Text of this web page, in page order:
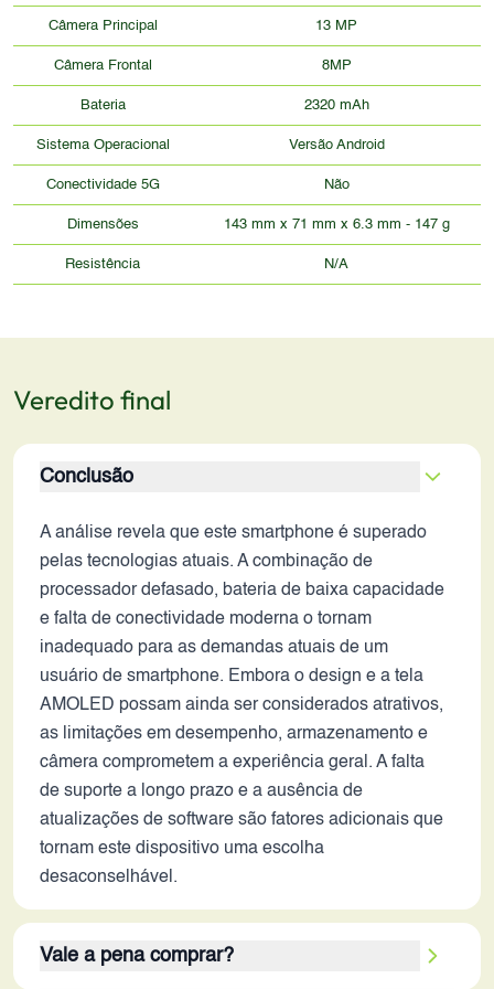
Câmera Principal 13 MP
Câmera Frontal 8MP
Bateria 2320 mAh
Sistema Operacional Versão Android
Conectividade 5G Não
Dimensões 143 mm x 71 mm x 6.3 mm - 147 g
Resistência N/A
Veredito final
Conclusão
A análise revela que este smartphone é superado
pelas tecnologias atuais. A combinação de
processador defasado, bateria de baixa capacidade
e falta de conectividade moderna o tornam
inadequado para as demandas atuais de um
usuário de smartphone. Embora o design e a tela
AMOLED possam ainda ser considerados atrativos,
as limitações em desempenho, armazenamento e
câmera comprometem a experiência geral. A falta
de suporte a longo prazo e a ausência de
atualizações de software são fatores adicionais que
tornam este dispositivo uma escolha
desaconselhável.
Vale a pena comprar?